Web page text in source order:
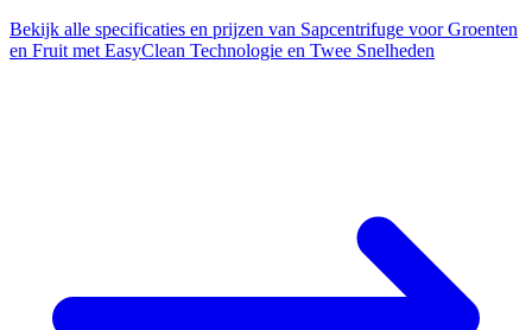
Bekijk alle specificaties en prijzen van Sapcentrifuge voor Groenten
en Fruit met EasyClean Technologie en Twee Snelheden